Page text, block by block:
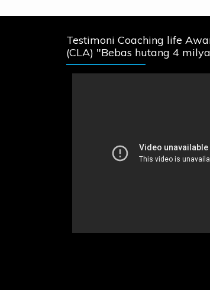
Testimoni Coaching life
(CLA) "Bebas hutang 4